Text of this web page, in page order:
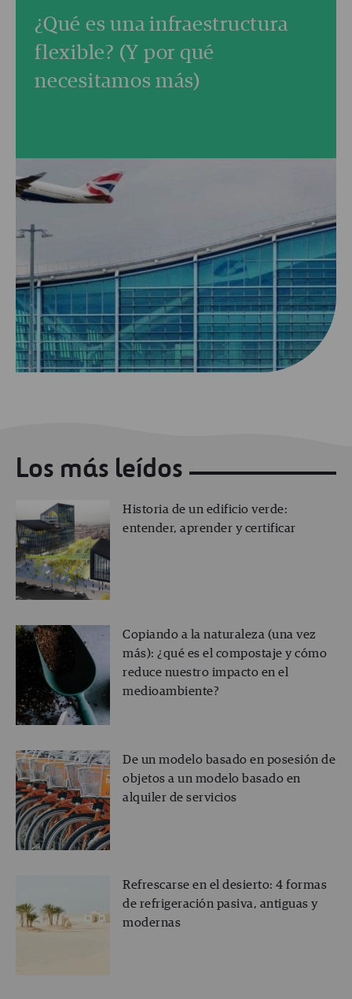
¿Qué es una infraestructura
flexible? (Y por qué
necesitamos más)
Los más leídos
Historia de un edificio verde:
entender, aprender y certificar
Copiando a la naturaleza (una vez
más): ¿qué es el compostaje y cómo
reduce nuestro impacto en el
medioambiente?
De un modelo basado en posesión de
objetos a un modelo basado en
alquiler de servicios
Refrescarse en el desierto: 4 formas
de refrigeración pasiva, antiguas y
modernas